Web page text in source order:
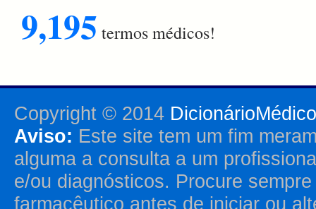
9,195 termos médicos!
Copyright © 2014
Aviso: Este site tem um fim
alguma a consulta a um
e/ou diagnósticos. Procure
farmacêutico antes de iniciar ou